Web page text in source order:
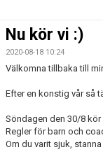
TRUPPEN
KONTAKT
Nu kör vi :)
2020-08-18 10:24
Välkomna tillbaka till
Efter en konstig vår så
Söndagen den 30/8 kör
Regler för barn och
Om du varit sjuk,